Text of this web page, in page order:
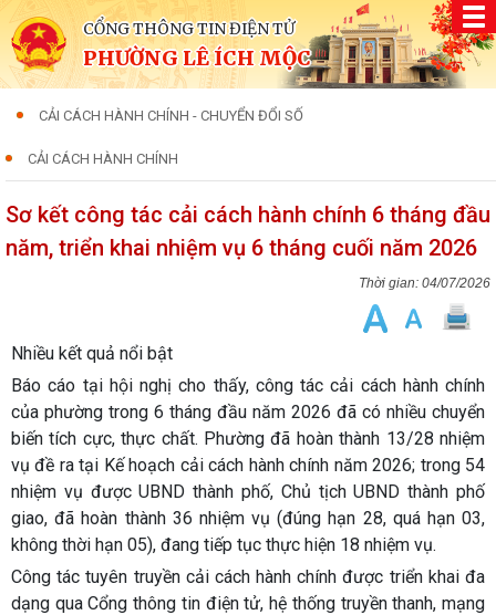
CỔNG THÔNG TIN ĐIỆN TỬ
PHƯỜNG LÊ ÍCH MỘC
CẢI CÁCH HÀNH CHÍNH - CHUYỂN ĐỔI SỐ
CẢI CÁCH HÀNH CHÍNH
Sơ kết công tác cải cách hành chính 6 tháng đầu
năm, triển khai nhiệm vụ 6 tháng cuối năm 2026
04/07/2026
Nhiều kết quả nổi bật
Báo cáo tại hội nghị cho thấy, công tác cải cách hành chính
của phường trong 6 tháng đầu năm 2026 đã có nhiều chuyển
biến tích cực, thực chất. Phường đã hoàn thành 13/28 nhiệm
vụ đề ra tại Kế hoạch cải cách hành chính năm 2026; trong 54
nhiệm vụ được UBND thành phố, Chủ tịch UBND thành phố
giao, đã hoàn thành 36 nhiệm vụ (đúng hạn 28, quá hạn 03,
không thời hạn 05), đang tiếp tục thực hiện 18 nhiệm vụ.
Công tác tuyên truyền cải cách hành chính được triển khai đa
dạng qua Cổng thông tin điện tử, hệ thống truyền thanh, mạng